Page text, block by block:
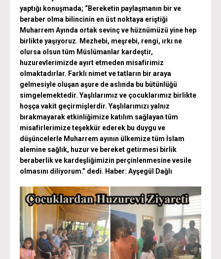
yaptığı konuşmada; “Bereketin paylaşmanın bir ve
beraber olma bilincinin en üst noktaya eriştiği
Muharrem Ayında ortak sevinç ve hüznümüzü yine hep
birlikte yaşıyoruz. Mezhebi, meşrebi, rengi, ırkı ne
olursa olsun tüm Müslümanlar kardeştir,
huzurevlerimizde ayırt etmeden misafirimiz
olmaktadırlar. Farklı nimet ve tatların bir araya
gelmesiyle oluşan aşure de aslında bu bütünlüğü
simgelemektedir. Yaşlılarımız ve çocuklarımız birlikte
hoşça vakit geçirmişlerdir. Yaşlılarımızı yalnız
bırakmayarak etkinliğimize katılım sağlayan tüm
misafirlerimize teşekkür ederek bu duygu ve
düşüncelerle Muharrem ayının ülkemize tüm İslam
alemine sağlık, huzur ve bereket getirmesi birlik
beraberlik ve kardeşliğimizin perçinlenmesine vesile
olmasını diliyorum.” dedi. Haber: Ayşegül Dağlı